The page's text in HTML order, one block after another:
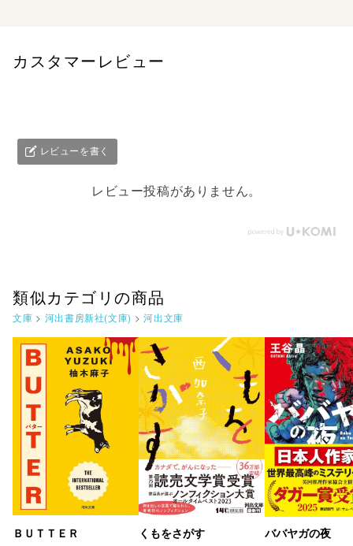
カスタマーレビュー
レビューを書く
レビュー投稿がありません。
類似カテゴリの商品
文庫 > 河出書房新社(文庫) > 河出文庫
ＢＵＴＴＥＲ くもをさがす ババヤガの夜